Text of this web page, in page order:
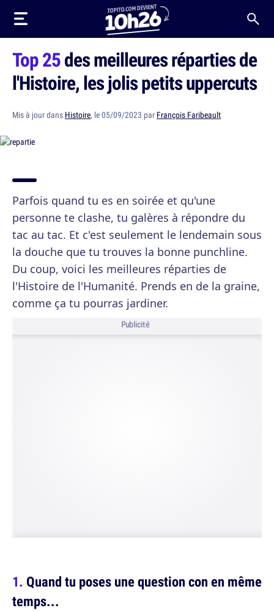
Top 25des meilleures réparties de
l'Histoire, les jolis petits uppercuts
Mis à jour dans Histoire, le 05/09/2023 par François Faribeault
Parfois quand tu es en soirée et qu'une
personne te clashe, tu galères à répondre du
tac au tac. Et c'est seulement le lendemain sous
la douche que tu trouves la bonne punchline.
Du coup, voici les meilleures réparties de
l'Histoire de l'Humanité. Prends en de la graine,
comme ça tu pourras jardiner.
Publicité
Quand tu poses une question con en même
temps...